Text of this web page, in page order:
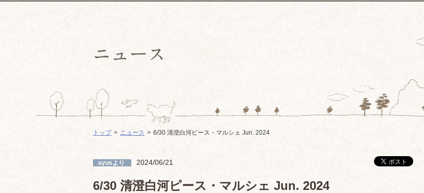
トップ ニュース 6/30 清澄白河ピース・マルシェ Jun. 2024
ayusより 2024/06/21
6/30 清澄白河ピース・マルシェ Jun. 2024